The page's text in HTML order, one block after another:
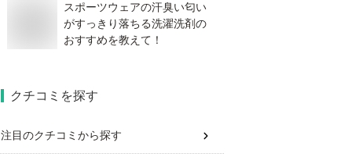
スポーツウェアの汗臭い匂い
がすっきり落ちる洗濯洗剤の
おすすめを教えて！
クチコミを探す
注目のクチコミから探す